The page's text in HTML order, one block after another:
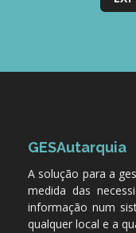
GESAutarquia
A solução para a
medida das
informação num
qualquer local e a